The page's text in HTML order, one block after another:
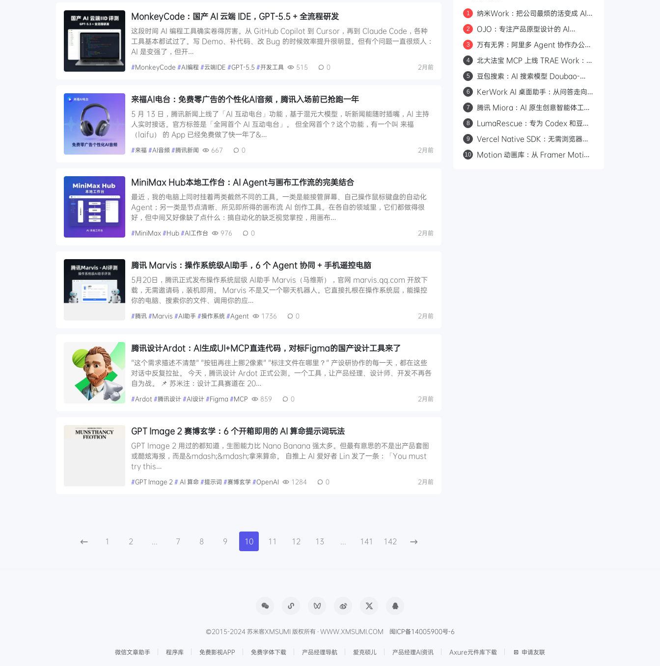
MonkeyCode：国产 AI 云端 IDE，GPT-5.5 + 全流程研发
这段时间 AI 编程工具确实卷得厉害。从 GitHub Copilot 到 Cursor，再到 Claude Code，各种
工具基本都试过了。写 Demo、补代码、改 Bug 的时候效率提升很明显。但有个问题一直很烦人：
AI 是变强了，但开…
#MonkeyCode #AI编程 #云端IDE #GPT-5.5 #开发工具 515 0 2月前
来福AI电台：免费零广告的个性化AI音频，腾讯入场前已抢跑一年
5 月 13 日，腾讯新闻上线了「AI 互动电台」功能，基于混元大模型，听新闻能随时插嘴，AI 主持
人实时接话。官方标签是「全网首个 AI 互动电台」。 但全网首个？这个功能，有一个叫 来福
（laifu） 的 App 已经免费做了快一年了&…
#来福 #AI音频#腾讯新闻 667 0 2月前
MiniMax Hub本地工作台：AI Agent与画布工作流的完美结合
最近，我的电脑上同时挂着两类截然不同的工具。一类是能接管屏幕、自己操作鼠标键盘的自动化
Agent；另一类是节点清晰、所见即所得的画布流 AI 创作工具。在各自的领域里，它们都做得很
好，但中间又好像缺了点什么：搞自动化的缺乏视觉掌控，用画布…
#MiniMax#Hub#AI工作台 976 0 2月前
腾讯 Marvis：操作系统级AI助手，6 个 Agent 协同 + 手机遥控电脑
5月20日，腾讯正式发布操作系统层级 AI助手 Marvis（马维斯），官网 marvis.qq.com 开放下
载，无需邀请码，装机即用。 Marvis 不是又一个聊天机器人。它直接扎根在操作系统层，能操控
你的电脑、搜索你的文件、调用你的应…
#腾讯#Marvis #AI助手#操作系统 #Agent 1736 0 2月前
腾讯设计Ardot：AI生成UI+MCP直连代码，对标Figma的国产设计工具来了
"这个需求描述不清楚" "按钮再往上挪2像素" "标注文件在哪里？" 产设研协作的每一天，都在这些
对话中反复拉扯。 今天，腾讯设计 Ardot 正式公测。一个工具，让产品经理、设计师、开发不再各
自为战。 📌 苏米注：设计工具赛道在 20…
#Ardot #腾讯设计#AI设计#Figma #MCP 859 0 2月前
GPT Image 2 赛博玄学：6 个开箱即用的 AI 算命提示词玩法
GPT Image 2 用过的都知道，生图能力比 Nano Banana 强太多。但最有意思的不是出产品套图
或酷炫海报，而是&mdash;&mdash;拿来算命。 自推上 AI 爱好者 Lin 发了一条：「You must
try this…
#GPT Image 2 # AI 算命#提示词 #赛博玄学#OpenAI 1284 0 2月前
1 2 7 8 9 10 11 12 13 141 142
1
纳米Work：把公司最烦的活变成 AI
2
OJO：专注产品原型设计的 AI
3
万有无界：阿里多 Agent 协作办公平
4
北大法宝 MCP 上线 TRAE Work：
有权威依据
5
豆包搜索：AI 搜索模型 Doubao-
6
KerWork AI 桌面助手：从问答走向
7
腾讯 Miora：AI 原生创意智能体工作
视频/3D/UI
8
LumaRescue：专为 Codex 和豆包
9
Vercel Native SDK：无需浏览器的
100ms 启动
10
Motion 动画库：从 Framer Motion
©2015-2024 苏米客XMSUMI 版权所有 · WWW.XMSUMI.COM 闽ICP备14005900号-6
微信文章助手 程序库 免费影视APP 免费字体下载 产品经理导航 爱克硕儿 产品经理AI资讯 Axure元件库下载 申请友联